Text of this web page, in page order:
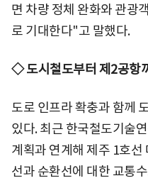
면 차량 정체 완화와 관광
로 기대한다"고 말했다.
◇ 도시철도부터 제2공항
도로 인프라 확충과 함께
있다. 최근 한국철도기술
계획과 연계해 제주 1호선
선과 순환선에 대한 교통